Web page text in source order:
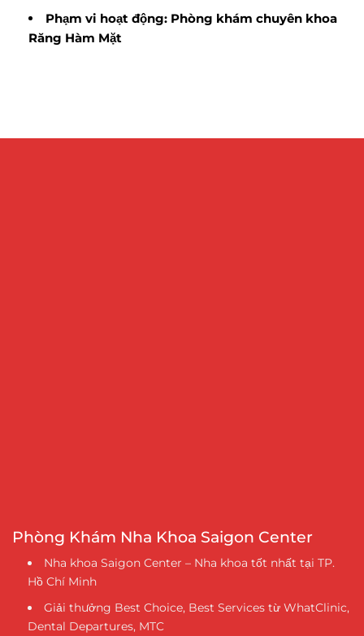
Phạm vi hoạt động: Phòng khám chuyên khoa
Răng Hàm Mặt
Phòng Khám Nha Khoa Saigon Center
Nha khoa Saigon Center – Nha khoa tốt nhất tại TP.
Hồ Chí Minh
Giải thưởng Best Choice, Best Services từ WhatClinic,
Dental Departures, MTC